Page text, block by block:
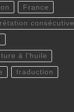
France
consécutive
à l'huile
traduction